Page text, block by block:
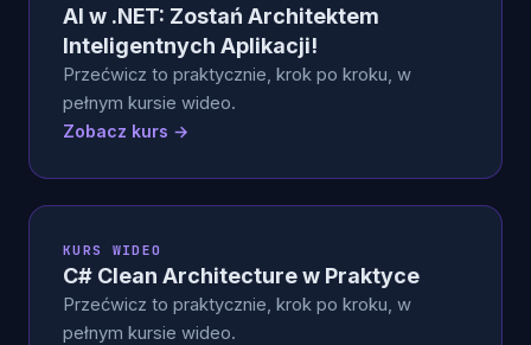
AI w .NET: Zostań Architektem
Inteligentnych Aplikacji!
Przećwicz to praktycznie, krok po kroku, w
pełnym kursie wideo.
Zobacz kurs →
KURS WIDEO
C# Clean Architecture w Praktyce
Przećwicz to praktycznie, krok po kroku, w
pełnym kursie wideo.